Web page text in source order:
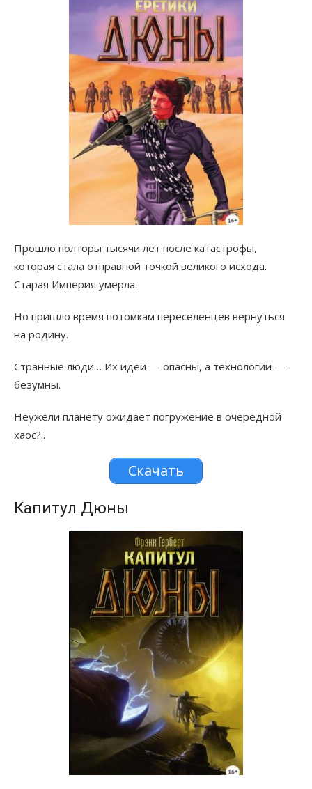
Прошло полторы тысячи лет после катастрофы,
которая стала отправной точкой великого исхода.
Старая Империя умерла.
Но пришло время потомкам переселенцев вернуться
на родину.
Странные люди… Их идеи — опасны, а технологии —
безумны.
Неужели планету ожидает погружение в очередной
хаос?..
Скачать
Капитул Дюны